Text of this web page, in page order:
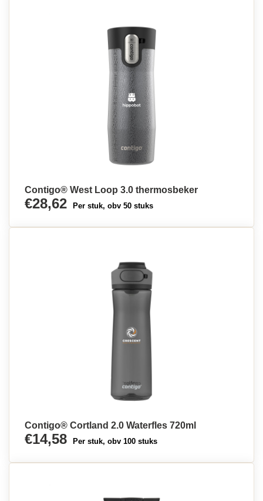
Contigo® West Loop 3.0 thermosbeker
€28,62 Per stuk, obv 50 stuks
Contigo® Cortland 2.0 Waterfles 720ml
€14,58 Per stuk, obv 100 stuks